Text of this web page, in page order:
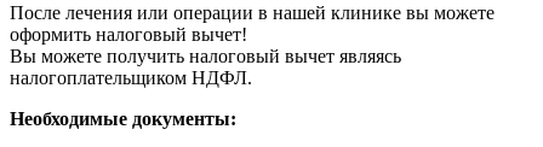
После лечения или операции в нашей клинике вы можете
оформить налоговый вычет!
Вы можете получить налоговый вычет являясь
налогоплательщиком НДФЛ.
Необходимые документы: